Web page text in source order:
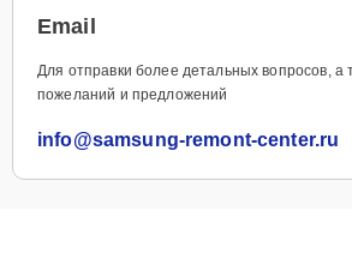
Email
Для отправки более детальных вопросов, а
пожеланий и предложений
info@samsung-remont-center.ru